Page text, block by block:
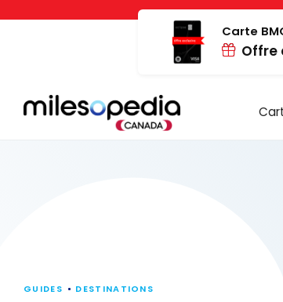
Panneau de gestion des cookies
Carte
Offre
GUIDES DESTINATIONS